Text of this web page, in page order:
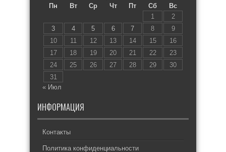
Пн
Вт Ср Чт Пт Сб
Вс
1
2
3
4 5 6 7 8
9
10
11 12 13 14 15
16
17
18 19 20 21 22
23
24
25 26 27 28 29
30
31
« Июл
ИНФОРМАЦИЯ
Контакты
Политика конфиденциальности